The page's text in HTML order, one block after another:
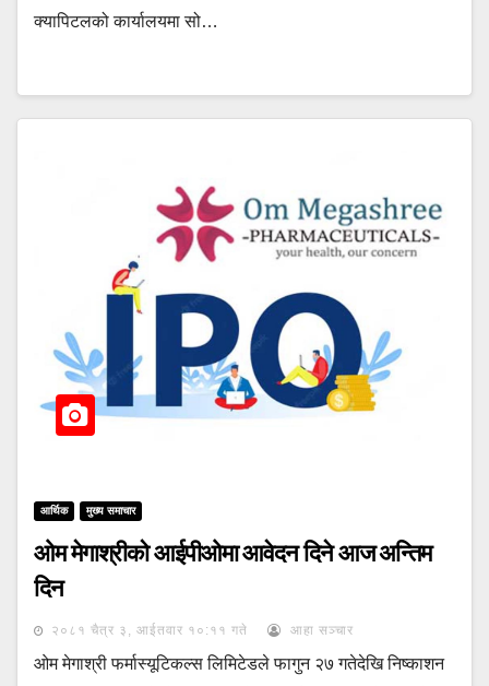
क्यापिटलको कार्यालयमा सो…
आर्थिक मुख्य समाचार
ओम मेगाश्रीको आईपीओमा आवेदन दिने आज अन्तिम
दिन
२०८१ चैत्र ३, आईतवार १०:११ गते आहा सञ्चार
ओम मेगाश्री फर्मास्यूटिकल्स लिमिटेडले फागुन २७ गतेदेखि निष्काशन